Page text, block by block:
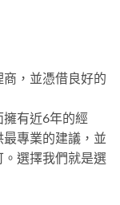
，並憑借良好的
有近6年的經
專業的建議，並
選擇我們就是選